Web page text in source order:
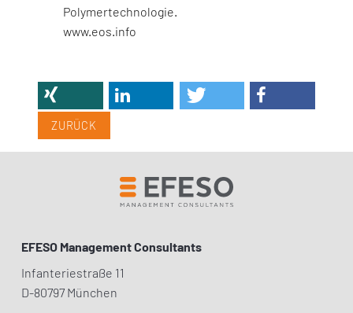
Polymertechnologie.
www.eos.info
ZURÜCK
EFESO Management Consultants
Infanteriestraße 11
D-80797 München